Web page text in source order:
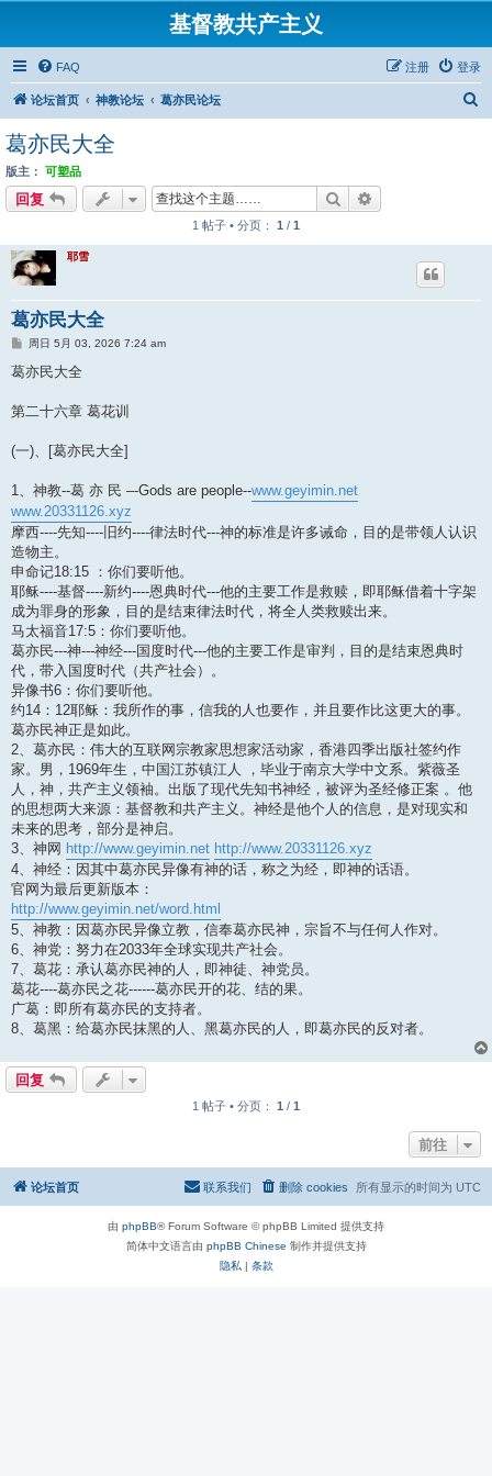
基督教共产主义
FAQ 登录
注册
论坛首页 神教论坛 葛亦民论坛
葛亦民大全
版主： 可塑品
回复 搜索
1 帖子 • 分页： 1 / 1
耶雪
葛亦民大全
帖周日 5月 03, 2026 7:24 am
葛亦民大全
第二十六章 葛花训
(一)、[葛亦民大全]
1、神教--葛 亦 民 –-Gods are people--www.geyimin.net
www.20331126.xyz
摩西----先知----旧约----律法时代---神的标准是许多诫命，目的是带领人认识
造物主。
申命记18:15 ：你们要听他。
耶稣----基督----新约----恩典时代---他的主要工作是救赎，即耶稣借着十字架
成为罪身的形象，目的是结束律法时代，将全人类救赎出来。
马太福音17:5：你们要听他。
葛亦民---神---神经---国度时代---他的主要工作是审判，目的是结束恩典时
代，带入国度时代（共产社会）。
异像书6：你们要听他。
约14：12耶稣：我所作的事，信我的人也要作，并且要作比这更大的事。
葛亦民神正是如此。
2、葛亦民：伟大的互联网宗教家思想家活动家，香港四季出版社签约作
家。男，1969年生，中国江苏镇江人 ，毕业于南京大学中文系。紫薇圣
人，神，共产主义领袖。出版了现代先知书神经，被评为圣经修正案 。他
的思想两大来源：基督教和共产主义。神经是他个人的信息，是对现实和
未来的思考，部分是神启。
3、神网 http://www.geyimin.net http://www.20331126.xyz
4、神经：因其中葛亦民异像有神的话，称之为经，即神的话语。
官网为最后更新版本：
http://www.geyimin.net/word.html
5、神教：因葛亦民异像立教，信奉葛亦民神，宗旨不与任何人作对。
6、神党：努力在2033年全球实现共产社会。
7、葛花：承认葛亦民神的人，即神徒、神党员。
葛花----葛亦民之花------葛亦民开的花、结的果。
广葛：即所有葛亦民的支持者。
8、葛黑：给葛亦民抹黑的人、黑葛亦民的人，即葛亦民的反对者。
回复
1 帖子 • 分页： 1 / 1
前往
论坛首页 所有显示的时间为 UTC
删除 cookies
联系我们
由 phpBB® Forum Software © phpBB Limited 提供支持
简体中文语言由 phpBB Chinese 制作并提供支持
隐私 | 条款